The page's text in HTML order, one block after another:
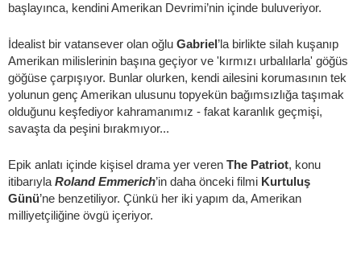
başlayınca, kendini Amerikan Devrimi’nin içinde buluveriyor.
İdealist bir vatansever olan oğlu Gabriel’la birlikte silah kuşanıp
Amerikan milislerinin başına geçiyor ve 'kırmızı urbalılarla' göğüs
göğüse çarpışıyor. Bunlar olurken, kendi ailesini korumasının tek
yolunun genç Amerikan ulusunu topyekün bağımsızlığa taşımak
olduğunu keşfediyor kahramanımız - fakat karanlık geçmişi,
savaşta da peşini bırakmıyor...
Epik anlatı içinde kişisel drama yer veren The Patriot, konu
itibarıyla Roland Emmerich’in daha önceki filmi Kurtuluş
Günü’ne benzetiliyor. Çünkü her iki yapım da, Amerikan
milliyetçiliğine övgü içeriyor.